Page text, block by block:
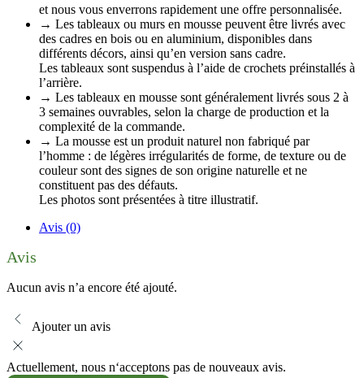
et nous vous enverrons rapidement une offre personnalisée.
→ Les tableaux ou murs en mousse peuvent être livrés avec
des cadres en bois ou en aluminium, disponibles dans
différents décors, ainsi qu’en version sans cadre.
Les tableaux sont suspendus à l’aide de crochets préinstallés à
l’arrière.
→ Les tableaux en mousse sont généralement livrés sous 2 à
3 semaines ouvrables, selon la charge de production et la
complexité de la commande.
→ La mousse est un produit naturel non fabriqué par
l’homme : de légères irrégularités de forme, de texture ou de
couleur sont des signes de son origine naturelle et ne
constituent pas des défauts.
Les photos sont présentées à titre illustratif.
Avis (0)
Avis
Aucun avis n’a encore été ajouté.
Ajouter un avis
Actuellement, nous n‘acceptons pas de nouveaux avis.